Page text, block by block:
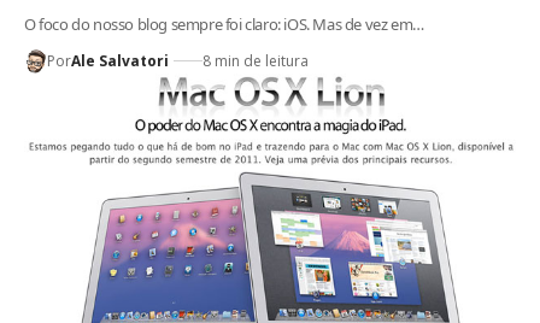
O foco do nosso blog sempre foi claro: iOS. Mas de vez em…
PorAle Salvatori 8 min de leitura